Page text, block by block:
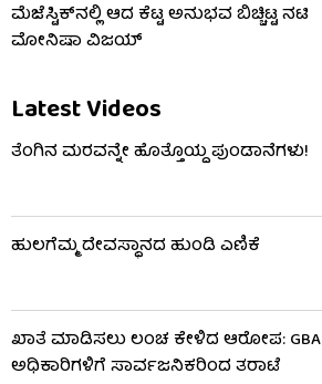
ಮೆಜೆಸ್ಟಿಕ್​​ನಲ್ಲಿ ಆದ ಕೆಟ್ಟ ಅನುಭವ ಬಿಚ್ಚಿಟ್ಟ ನಟಿ
ಮೋನಿಷಾ ವಿಜಯ್
Latest Videos
ತೆಂಗಿನ ಮರವನ್ನೇ ಹೊತ್ತೊಯ್ದ ಪುಂಡಾನೆಗಳು!
ಹುಲಗೆಮ್ಮ ದೇವಸ್ಥಾನದ ಹುಂಡಿ ಎಣಿಕೆ
ಖಾತೆ ಮಾಡಿಸಲು ಲಂಚ ಕೇಳಿದ ಆರೋಪ: GBA
ಅಧಿಕಾರಿಗಳಿಗೆ ಸಾರ್ವಜನಿಕರಿಂದ ತರಾಟೆ